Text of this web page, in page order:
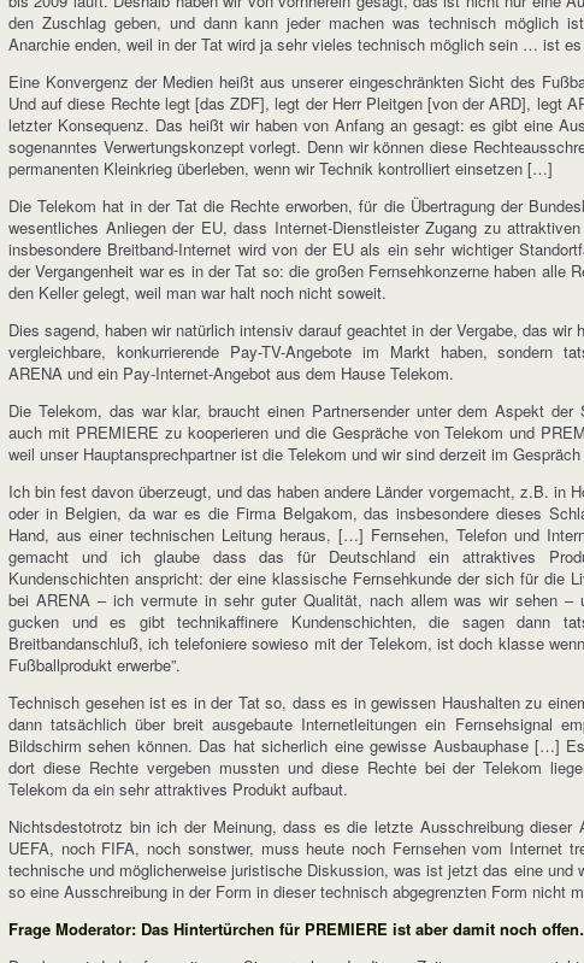
den Zuschlag geben, und dann kann jeder machen was technisch möglich
Anarchie enden, weil in der Tat wird ja sehr vieles technisch möglich sein … ist
Eine Konvergenz der Medien heißt aus unserer eingeschränkten Sicht des
Und auf diese Rechte legt [das ZDF], legt der Herr Pleitgen [von der ARD], legt
letzter Konsequenz. Das heißt wir haben von Anfang an gesagt: es gibt eine
sogenanntes Verwertungskonzept vorlegt. Denn wir können diese
permanenten Kleinkrieg überleben, wenn wir Technik kontrolliert einsetzen […]
Die Telekom hat in der Tat die Rechte erworben, für die Übertragung der
wesentliches Anliegen der EU, dass Internet-Dienstleister Zugang zu
insbesondere Breitband-Internet wird von der EU als ein sehr wichtiger
der Vergangenheit war es in der Tat so: die großen Fernsehkonzerne haben alle
den Keller gelegt, weil man war halt noch nicht soweit.
Dies sagend, haben wir natürlich intensiv darauf geachtet in der Vergabe, das wir
vergleichbare, konkurrierende Pay-TV-Angebote im Markt haben, sondern
ARENA und ein Pay-Internet-Angebot aus dem Hause Telekom.
Die Telekom, das war klar, braucht einen Partnersender unter dem Aspekt
auch mit PREMIERE zu kooperieren und die Gespräche von Telekom und
weil unser Hauptansprechpartner ist die Telekom und wir sind derzeit im
Ich bin fest davon überzeugt, und das haben andere Länder vorgemacht, z.B. in
oder in Belgien, da war es die Firma Belgakom, das insbesondere dieses
Hand, aus einer technischen Leitung heraus, […] Fernsehen, Telefon und
gemacht und ich glaube dass das für Deutschland ein attraktives
Kundenschichten anspricht: der eine klassische Fernsehkunde der sich für die
bei ARENA – ich vermute in sehr guter Qualität, nach allem was wir sehen –
gucken und es gibt technikaffinere Kundenschichten, die sagen dann
Breitbandanschluß, ich telefoniere sowieso mit der Telekom, ist doch klasse
Fußballprodukt erwerbe”.
Technisch gesehen ist es in der Tat so, dass es in gewissen Haushalten zu
dann tatsächlich über breit ausgebaute Internetleitungen ein Fernsehsignal
Bildschirm sehen können. Das hat sicherlich eine gewisse Ausbauphase […]
dort diese Rechte vergeben mussten und diese Rechte bei der Telekom
Telekom da ein sehr attraktives Produkt aufbaut.
Nichtsdestotrotz bin ich der Meinung, dass es die letzte Ausschreibung dieser
UEFA, noch FIFA, noch sonstwer, muss heute noch Fernsehen vom Internet
technische und möglicherweise juristische Diskussion, was ist jetzt das eine und
so eine Ausschreibung in der Form in dieser technisch abgegrenzten Form nicht
Frage Moderator: Das Hintertürchen für PREMIERE ist aber damit noch